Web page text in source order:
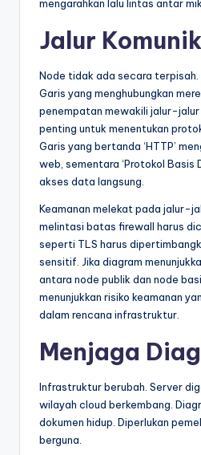
mengarahkan lalu lintas antar
Jalur
Node tidak ada secara terpisah.
Garis yang menghubungkan
penempatan mewakili jalur-
penting untuk menentukan
Garis yang bertanda ‘HTTP’
web, sementara ‘Protokol Basis
akses data langsung.
Keamanan melekat pada jalur-
melintasi batas firewall harus
seperti TLS harus
sensitif. Jika diagram
antara node publik dan node
menunjukkan risiko keamanan
dalam rencana infrastruktur.
Menjaga
Infrastruktur berubah. Server
wilayah cloud berkembang.
dokumen hidup. Diperlukan
berguna.